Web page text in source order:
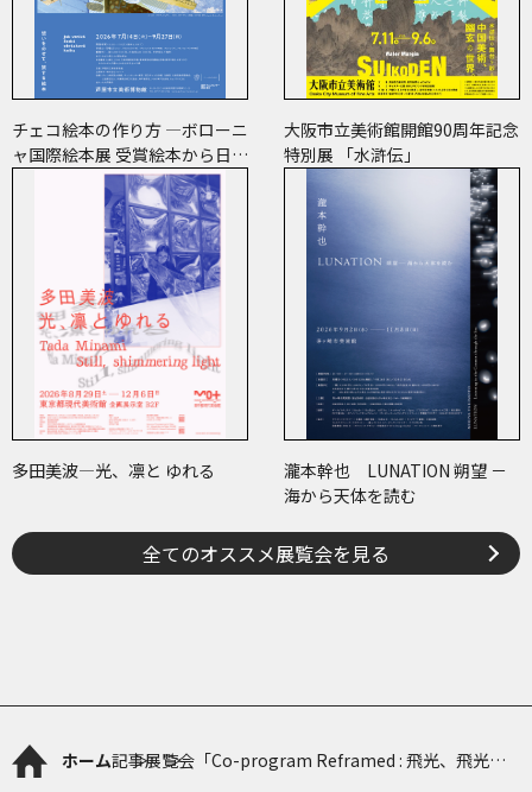
チェコ絵本の作り方 ―ボローニ
ャ国際絵本展 受賞絵本から日･
チェコ共作のコミックまで―
大阪市立美術館開館90周年記念
特別展 「水滸伝」
多田美波―光、凛と ゆれる
瀧本幹也 LUNATION 朔望 －
海から天体を読む
全てのオススメ展覧会を見る
ホーム記事展覧会「Co-program Reframed : 飛光、飛光」